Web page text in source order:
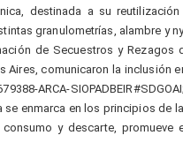
destinada a su
granulometrías, alambre y
de Secuestros y
Aires, comunicaron la inclusión
ARCA-SIOPADBEIR#SDGOAI;
se enmarca en los principios de
y descarte,